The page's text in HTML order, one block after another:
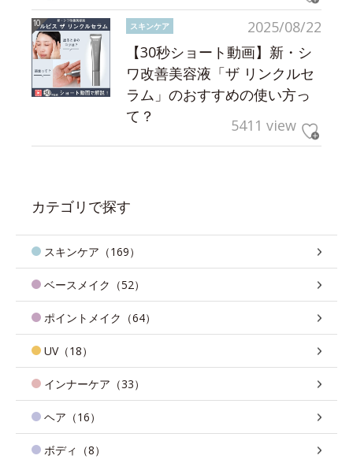
2025/08/22
スキンケア
【30秒ショート動画】新・シ
ワ改善美容液「ザ リンクルセ
ラム」のおすすめの使い方っ
て？
5411 view
カテゴリで探す
スキンケア（169）
ベースメイク（52）
ポイントメイク（64）
UV（18）
インナーケア（33）
ヘア（16）
ボディ（8）